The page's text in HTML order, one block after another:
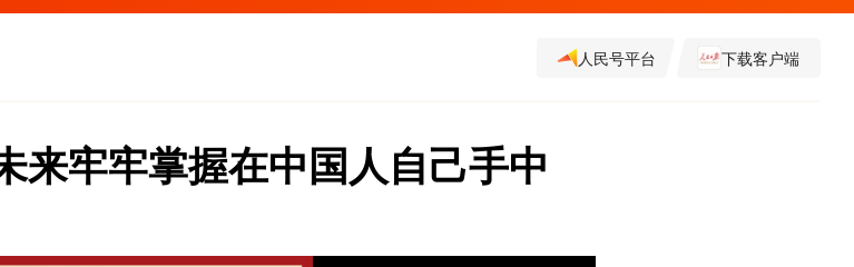
人民号平台 下载客户端
来牢牢掌握在中国人自己手中